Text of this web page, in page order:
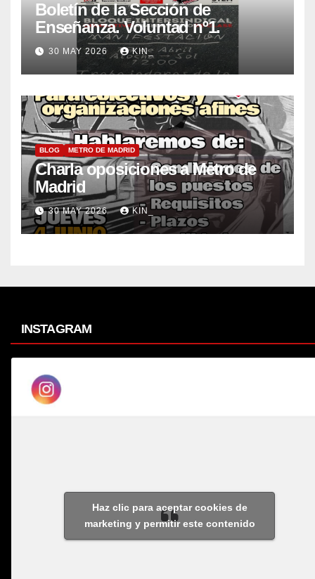
Boletín de la Sección de
Enseñanza. Voluntad nº1.
30 MAY 2026 KIN_
BLOG METRO DE MADRID
Charla oposiciones a Metro de
Madrid
30 MAY 2026 KIN_
INSTAGRAM
Haz clic para aceptar cookies de
marketing y permitir este contenido